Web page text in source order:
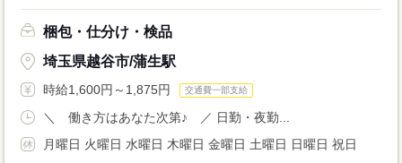
梱包・仕分け・検品
埼玉県越谷市/蒲生駅
時給1,600円～1,875円 交通費一部支給
＼ 働き方はあなた次第♪ ／ 日勤・夜勤...
月曜日 火曜日 水曜日 木曜日 金曜日 土曜日 日曜日 祝日